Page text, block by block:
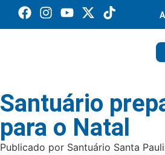
Santuário
para o Natal
Publicado por Santuário Santa